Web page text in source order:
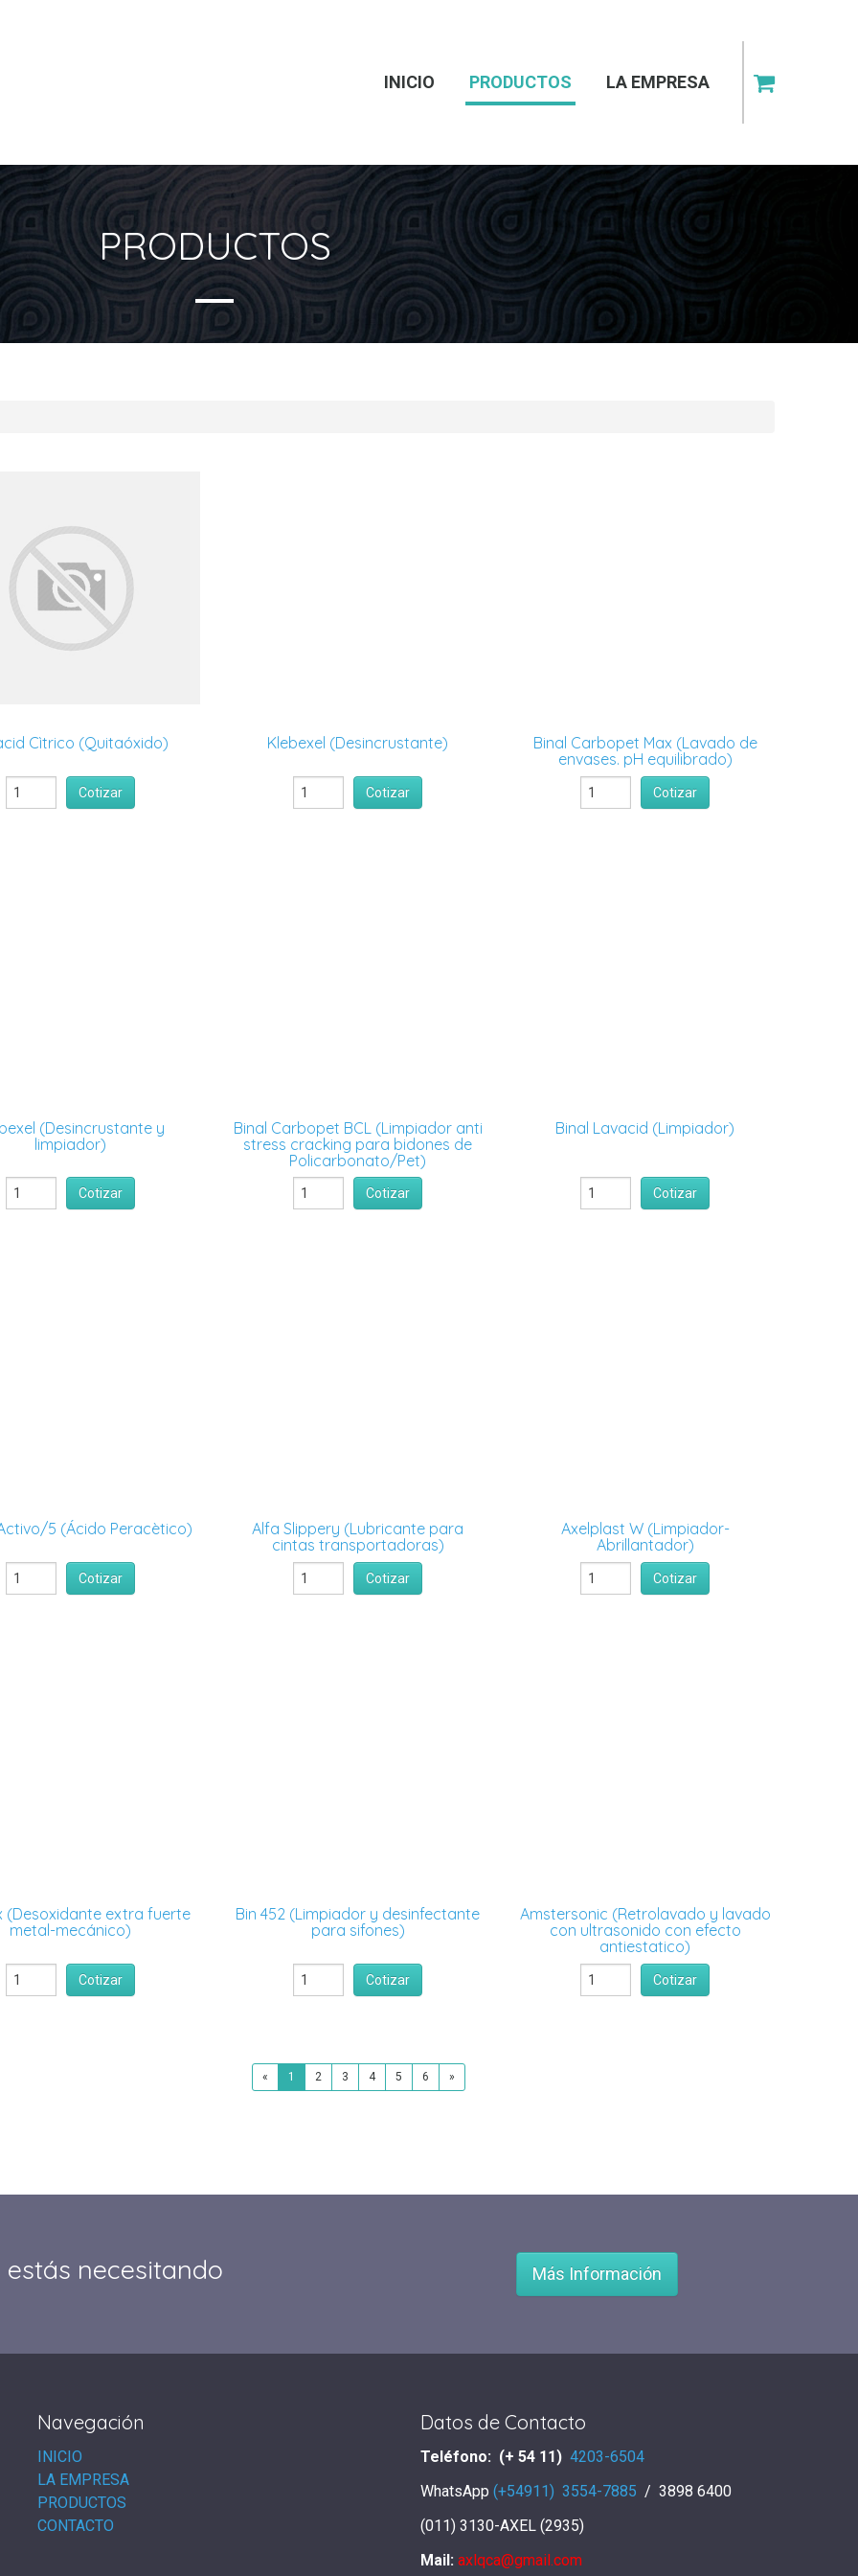
INICIO PRODUCTOS LA EMPRESA
PRODUCTOS
Cìtrico (Quitaóxido)
Cotizar
Klebexel (Desincrustante)
Cotizar
Binal Carbopet Max (Lavado de
envases. pH equilibrado)
Cotizar
(Desincrustante y
limpiador)
Cotizar
Binal Carbopet BCL (Limpiador anti
stress cracking para bidones de
Policarbonato/Pet)
Cotizar
Binal Lavacid (Limpiador)
Cotizar
5 (Ácido Peracètico)
Cotizar
Alfa Slippery (Lubricante para
cintas transportadoras)
Cotizar
Axelplast W (Limpiador-
Abrillantador)
Cotizar
(Desoxidante extra fuerte
metal-mecánico)
Cotizar
Bin 452 (Limpiador y desinfectante
para sifones)
Cotizar
Amstersonic (Retrolavado y lavado
con ultrasonido con efecto
antiestatico)
Cotizar
« 1 2 3 4 5 6 »
necesitando Más Información
Navegación
INICIO
LA EMPRESA
PRODUCTOS
CONTACTO
Datos de Contacto
Teléfono: (+ 54 11) 4203-6504
WhatsApp (+54911) 3554-7885 / 3898 6400
(011) 3130-AXEL (2935)
Mail: axlqca@gmail.com